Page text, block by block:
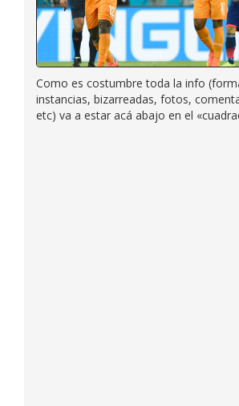
Como es costumbre toda la info
instancias, bizarreadas, fotos,
etc) va a estar acá abajo en el